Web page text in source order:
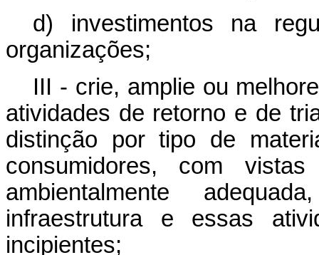
d) investimentos na
organizações;
III - crie, amplie ou
atividades de retorno e de
distinção por tipo de
consumidores, com
ambientalmente
infraestrutura e essas
incipientes;